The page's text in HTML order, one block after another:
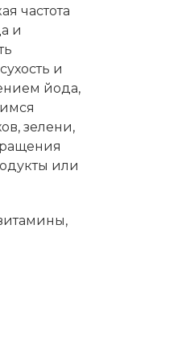
частота
и
и
йода,
зелени,
или